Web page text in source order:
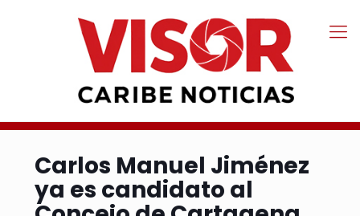
Carlos Manuel Jiménez
ya es candidato al